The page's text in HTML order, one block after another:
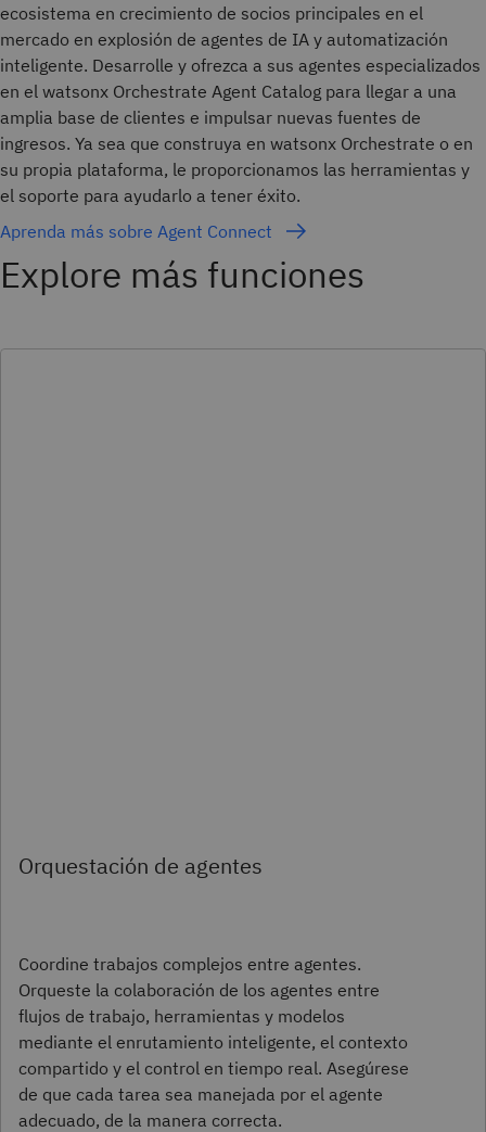
ecosistema en crecimiento de socios principales en el
mercado en explosión de agentes de IA y automatización
inteligente. Desarrolle y ofrezca a sus agentes especializados
en el watsonx Orchestrate Agent Catalog para llegar a una
amplia base de clientes e impulsar nuevas fuentes de
ingresos. Ya sea que construya en watsonx Orchestrate o en
su propia plataforma, le proporcionamos las herramientas y
el soporte para ayudarlo a tener éxito.
Aprenda más sobre Agent Connect
Explore más funciones
Orquestación de agentes
Coordine trabajos complejos entre agentes.
Orqueste la colaboración de los agentes entre
flujos de trabajo, herramientas y modelos
mediante el enrutamiento inteligente, el contexto
compartido y el control en tiempo real. Asegúrese
de que cada tarea sea manejada por el agente
adecuado, de la manera correcta.